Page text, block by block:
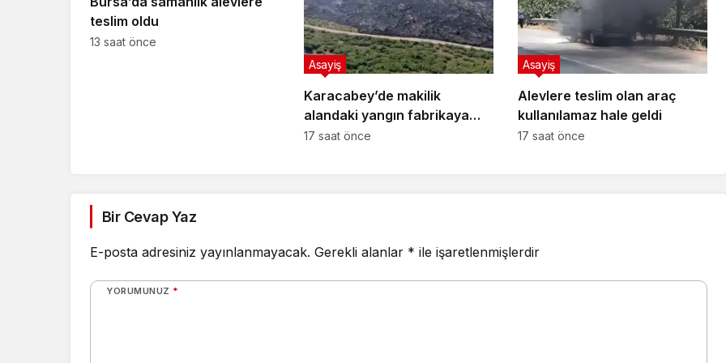
teslim oldu
13 saat önce
Karacabey’de makilik
alandaki yangın fabrikaya
ulaşmadan söndürüldü
Asayiş
17 saat önce
Alevlere teslim olan araç
kullanılamaz hale geldi
Asayiş
17 saat önce
Bir Cevap Yaz
E-posta adresiniz yayınlanmayacak. Gerekli alanlar * ile işaretlenmişlerdir
YORUMUNUZ *